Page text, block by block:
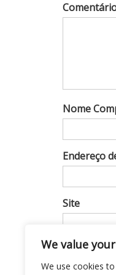
We value
We use cookies
Nome
Endereço
Site